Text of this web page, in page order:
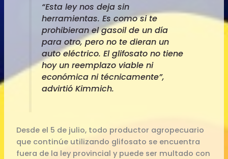
“Esta ley nos deja sin
herramientas. Es como si te
prohibieran el gasoil de un día
para otro, pero no te dieran un
auto eléctrico. El glifosato no tiene
hoy un reemplazo viable ni
económica ni técnicamente”,
advirtió Kimmich.
Desde el 5 de julio, todo productor agropecuario
que continúe utilizando glifosato se encuentra
fuera de la ley provincial y puede ser multado con